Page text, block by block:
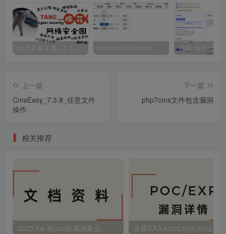
会员必看手册（1.9.0版本 26.4.5更新） mingdon 明动 burp插件0.2.6版本 本地时间校验去除版
上一篇
CmsEasy_7.3.8_任意文件
操作
下一篇
php7cms文件包含漏洞
相关推荐
2025 hw 有poc的漏洞集合